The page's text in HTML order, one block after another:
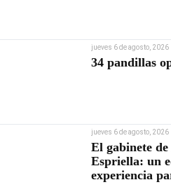
jueves 6 de agosto, 2026
34 pandillas
jueves 6 de agosto, 2026
El gabinete
Espriella: un
experiencia